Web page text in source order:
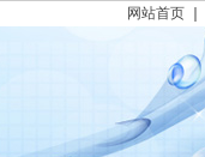
网站首页